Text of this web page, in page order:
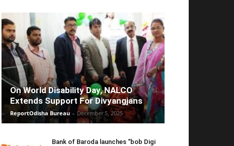
On World Disability Day, NALCO
Extends Support For Divyangjans
ReportOdisha Bureau - December 5, 2025
Bank of Baroda launches “bob Digi